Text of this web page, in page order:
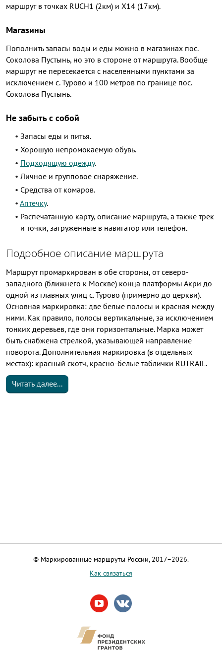
маршрут в точках RUCH1 (2км) и X14 (17км).
Магазины
Пополнить запасы воды и еды можно в магазинах пос.
Соколова Пустынь, но это в стороне от маршрута. Вообще
маршрут не пересекается с населенными пунктами за
исключением с. Турово и 100 метров по границе пос.
Соколова Пустынь.
Не забыть с собой
Запасы еды и питья.
Хорошую непромокаемую обувь.
Подходящую одежду.
Личное и групповое снаряжение.
Cредства от комаров.
Аптечку.
Распечатанную карту, описание маршрута, а также трек
и точки, загруженные в навигатор или телефон.
Подробное описание маршрута
Маршрут промаркирован в обе стороны, от северо-
западного (ближнего к Москве) конца платформы Акри до
одной из главных улиц с. Турово (примерно до церкви).
Основная маркировка: две белые полосы и красная между
ними. Как правило, полосы вертикальные, за исключением
тонких деревьев, где они горизонтальные. Марка может
быть снабжена стрелкой, указывающей направление
поворота. Дополнительная маркировка (в отдельных
местах): красный скотч, красно-белые таблички RUTRAIL.
Читать далее...
© Маркированные маршруты России, 2017–2026.
Как связаться